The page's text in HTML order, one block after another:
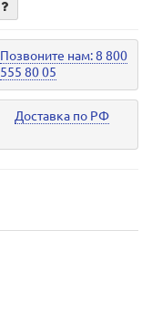
Позвоните нам: 8 800
555 80 05
Доставка по РФ